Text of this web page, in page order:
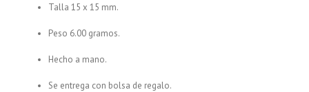
Talla 15 x 15 mm.
Peso 6.00 gramos.
Hecho a mano.
Se entrega con bolsa de regalo.